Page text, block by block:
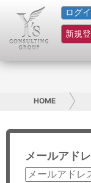
ログ
新規
HOME
サービス紹介
グループ概要
採用情報
お問い合わせ
HOME
メールアド